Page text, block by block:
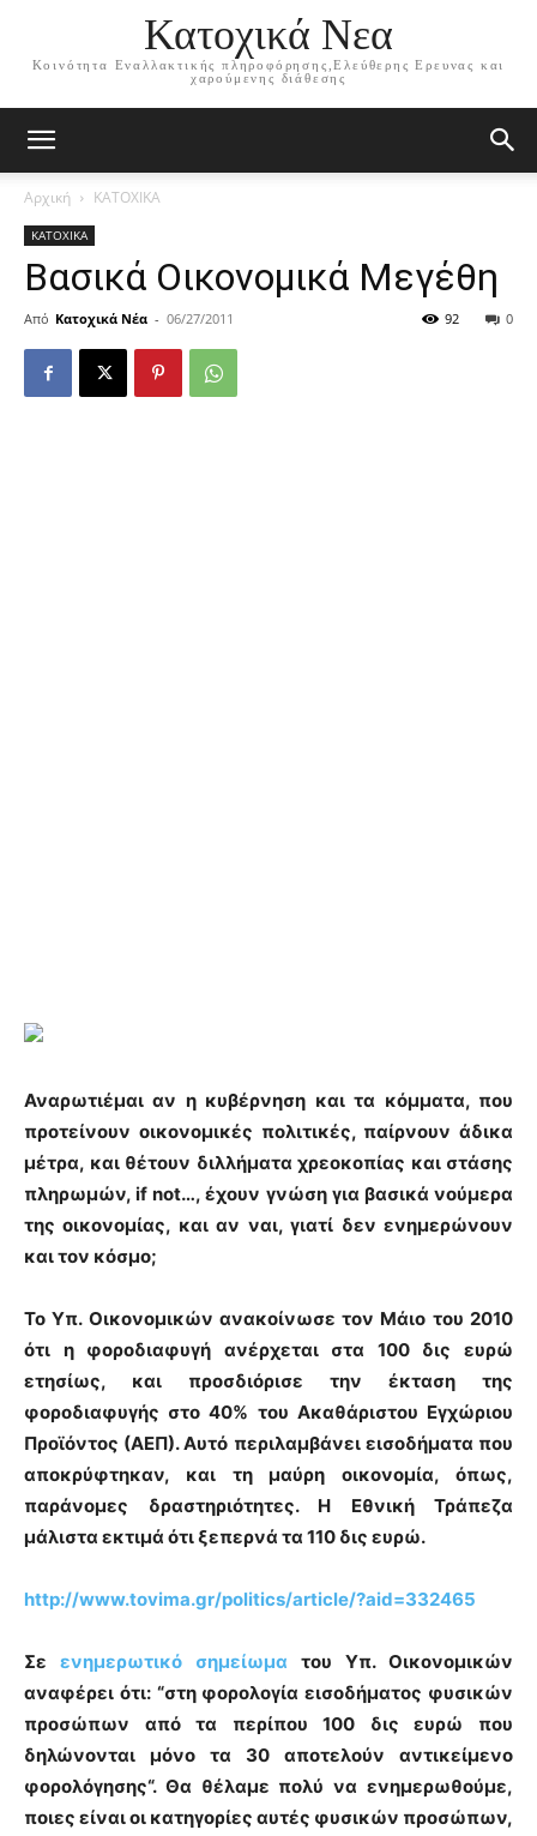
Κατοχικά Νεα
Κοινότητα Εναλλακτικής πληροφόρησης,Ελεύθερης Ερευνας και
χαρούμενης διάθεσης
Αρχική ΚΑΤΟΧΙΚΑ
ΚΑΤΟΧΙΚΑ
Βασικά Οικονομικά Μεγέθη
Από Κατοχικά Νέα - 06/27/2011 0
92
Αναρωτιέμαι αν η κυβέρνηση και τα κόμματα, που
προτείνουν οικονομικές πολιτικές, παίρνουν άδικα
μέτρα, και θέτουν διλλήματα χρεοκοπίας και στάσης
πληρωμών, if not…, έχουν γνώση για βασικά νούμερα
της οικονομίας, και αν ναι,γιατί δεν ενημερώνουν
και τον κόσμο;
Το Υπ. Οικονομικών ανακοίνωσε τον Μάιο του 2010
ότι η φοροδιαφυγή ανέρχεται στα 100 δις ευρώ
ετησίως, και προσδιόρισε την έκταση της
φοροδιαφυγής στο 40% του Ακαθάριστου Εγχώριου
Προϊόντος (ΑΕΠ). Αυτό περιλαμβάνει εισοδήματα που
αποκρύφτηκαν, και τη μαύρη οικονομία, όπως,
παράνομες δραστηριότητες. Η Εθνική Τράπεζα
μάλιστα εκτιμά ότιξεπερνά τα 110 δις ευρώ.
http://www.tovima.gr/politics/article/?aid=332465
Σε ενημερωτικό σημείωμα του Υπ. Οικονομικών
αναφέρει ότι: “στη φορολογία εισοδήματος φυσικών
προσώπων από τα περίπου 100 δις ευρώ που
δηλώνονται μόνο τα 30 αποτελούν αντικείμενο
φορολόγησης“. Θα θέλαμε πολύ να ενημερωθούμε,
ποιες είναι οι κατηγορίες αυτές φυσικών προσώπων,